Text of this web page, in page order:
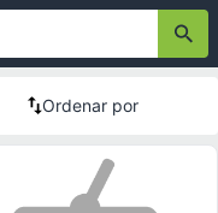
Ordenar por